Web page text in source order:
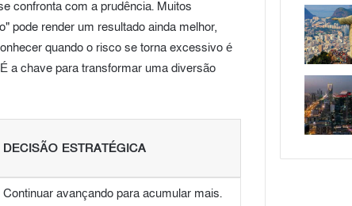
confronta com a prudência. Muitos
pode render um resultado ainda melhor,
quando o risco se torna excessivo é
a chave para transformar uma diversão
DECISÃO ESTRATÉGICA
Continuar avançando para acumular mais.